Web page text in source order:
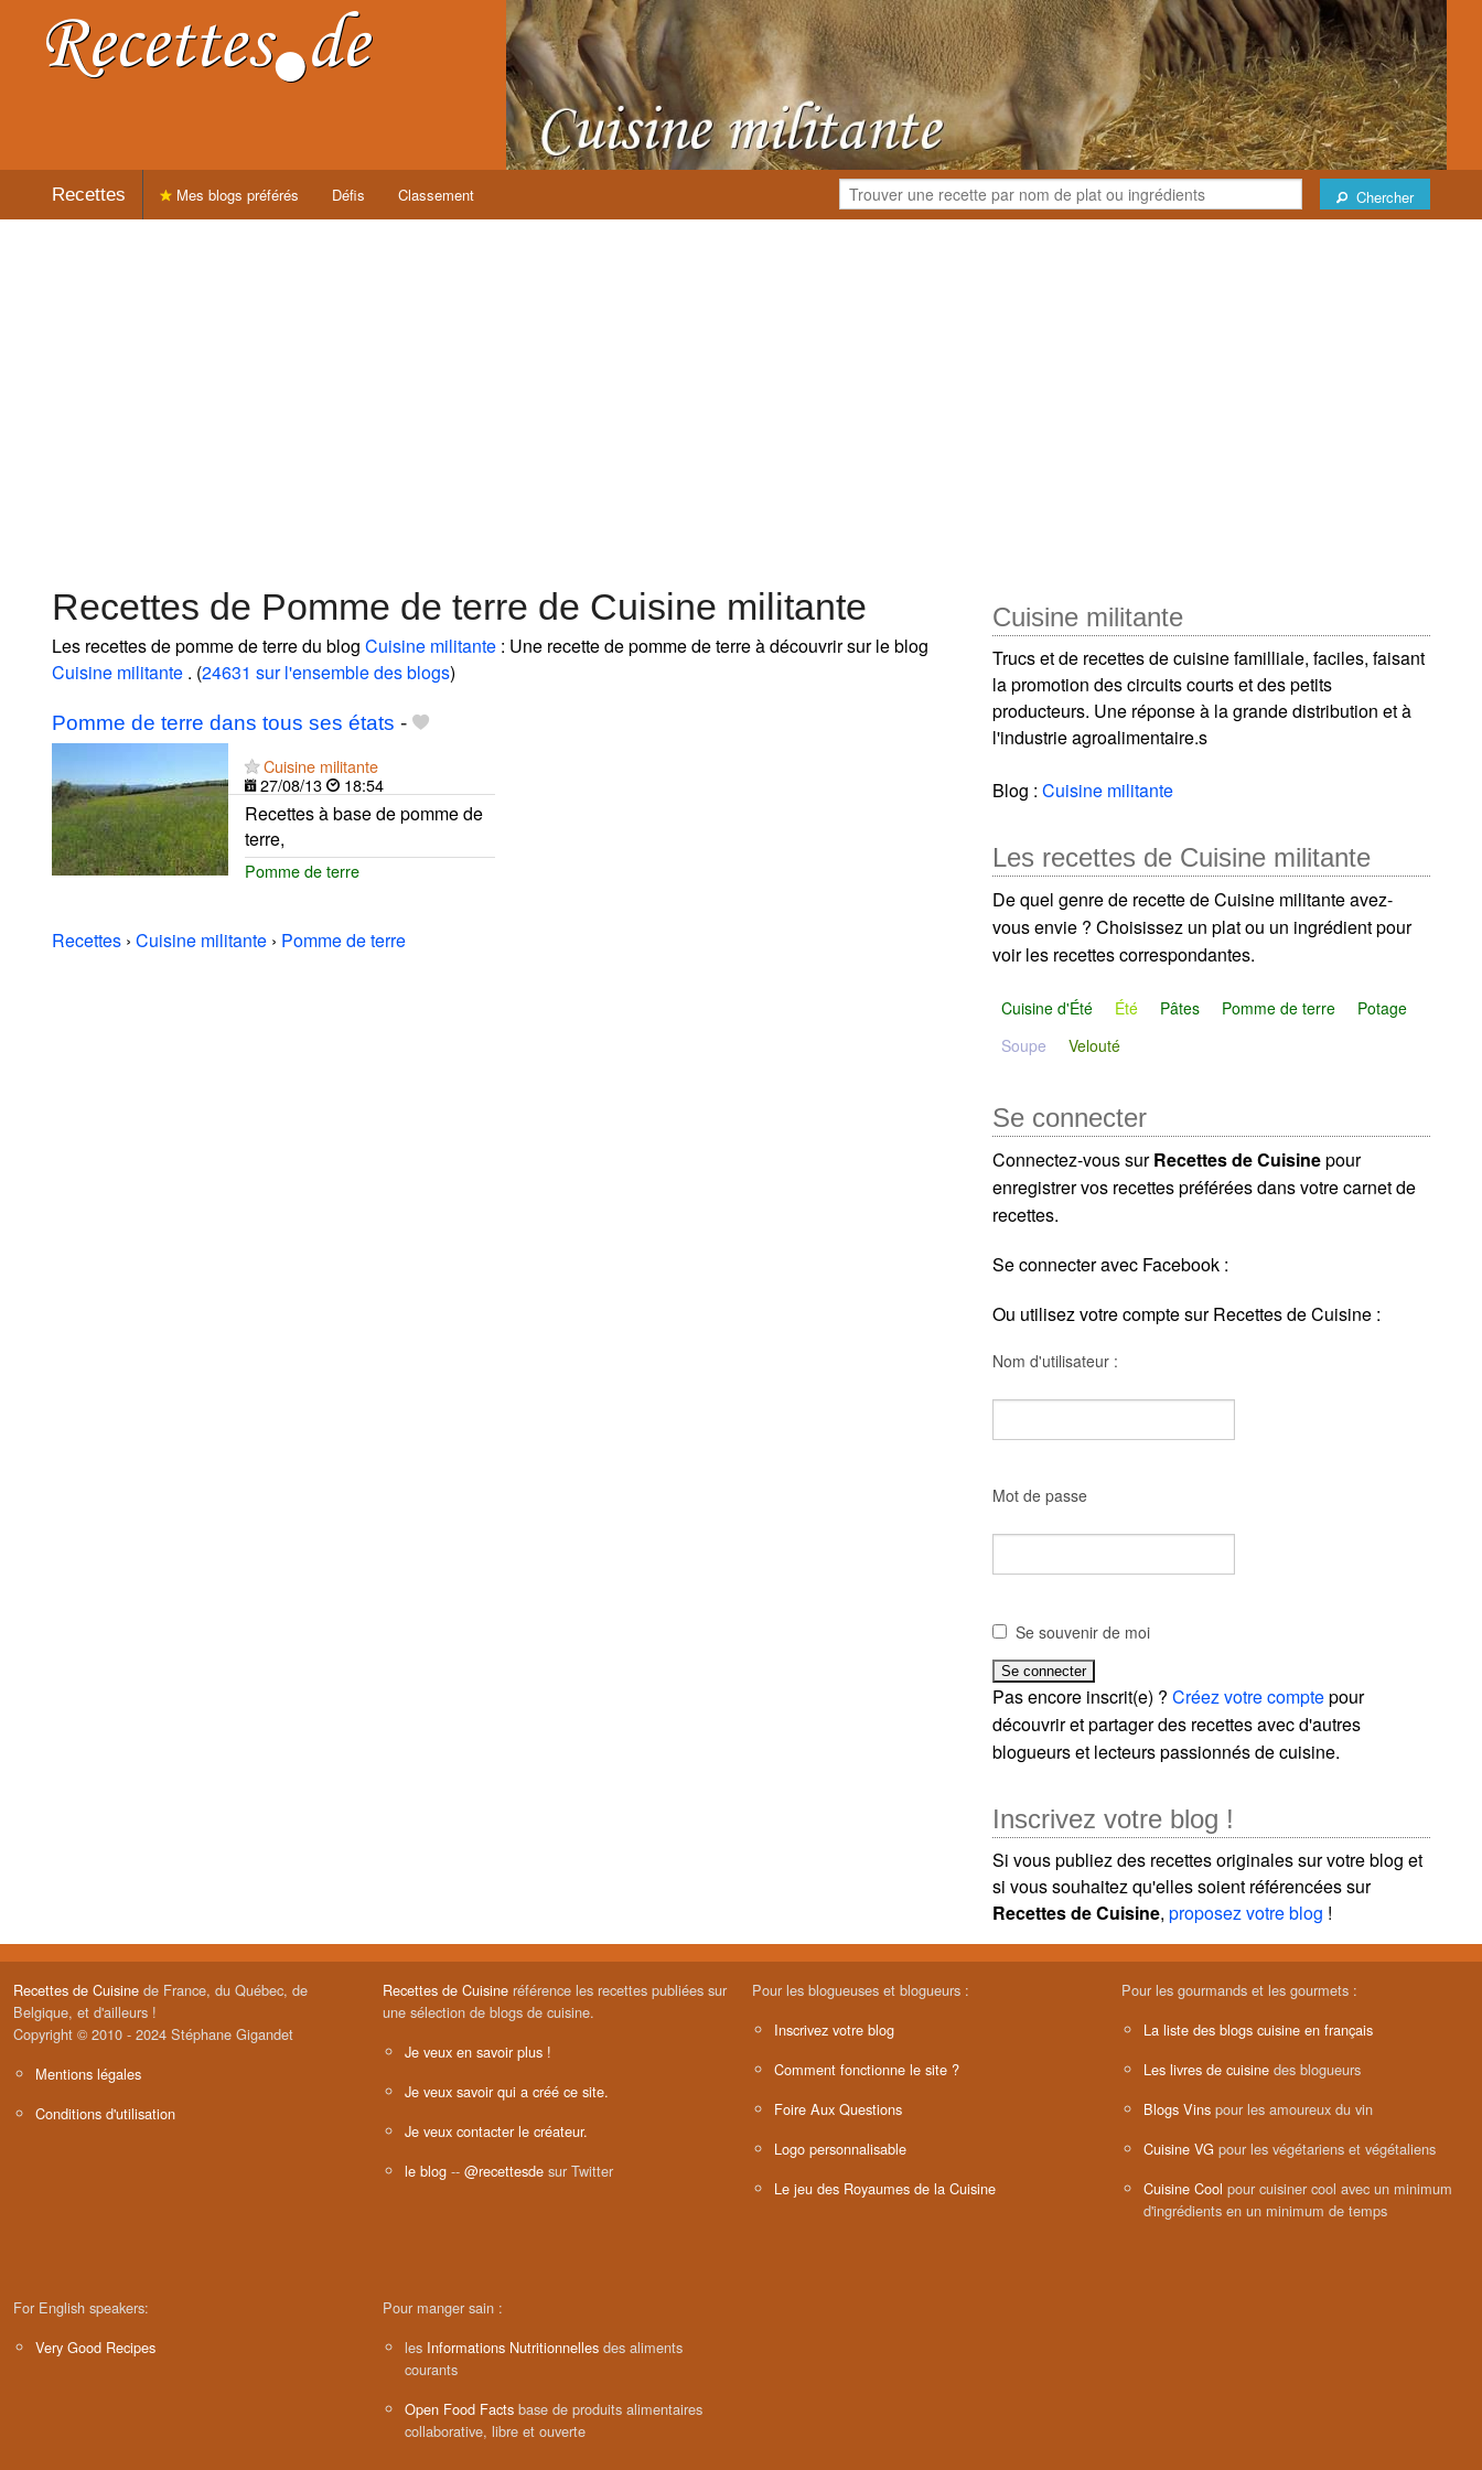
Recettes Chercher
Mes blogs préférés Défis Classement
Recettes de Pomme de terre de Cuisine militante
Les recettes de pomme de terre du blog Cuisine militante : Une recette de pomme de terre à découvrir sur le blog
Cuisine militante . (24631 sur l'ensemble des blogs)
Pomme de terre dans tous ses états -
Cuisine militante
27/08/13
18:54
Recettes à base de pomme de
terre,
Pomme de terre
Recettes › Cuisine militante › Pomme de terre
Cuisine militante
Trucs et de recettes de cuisine familliale, faciles, faisant
la promotion des circuits courts et des petits
producteurs. Une réponse à la grande distribution et à
l'industrie agroalimentaire.s
Blog :Cuisine militante
Les recettes de Cuisine militante
De quel genre de recette de Cuisine militante avez-
vous envie ? Choisissez un plat ou un ingrédient pour
voir les recettes correspondantes.
Cuisine d'Été Été Pâtes Pomme de terre
Potage
Soupe
Velouté
Se connecter
Connectez-vous surRecettes de Cuisinepour
enregistrer vos recettes préférées dans votre carnet de
recettes.
Se connecter avec Facebook :
Ou utilisez votre compte sur Recettes de Cuisine :
Nom d'utilisateur :
Mot de passe
Se souvenir de moi
Pas encore inscrit(e) ?Créez votre comptepour
découvrir et partager des recettes avec d'autres
blogueurs et lecteurs passionnés de cuisine.
Inscrivez votre blog !
Si vous publiez des recettes originales sur votre blog et
si vous souhaitez qu'elles soient référencées sur
Recettes de Cuisine,proposez votre blog !
Recettes de Cuisine de France, du Québec, de
Belgique, et d'ailleurs !
Copyright © 2010 - 2024 Stéphane Gigandet
Mentions légales
Conditions d'utilisation
Recettes de Cuisine référence les recettes publiées sur
une sélection de blogs de cuisine.
Je veux en savoir plus !
Je veux savoir qui a créé ce site.
Je veux contacter le créateur.
le blog -- @recettesde sur Twitter
Pour les blogueuses et blogueurs :
Inscrivez votre blog
Comment fonctionne le site ?
Foire Aux Questions
Logo personnalisable
Le jeu des Royaumes de la Cuisine
Pour les gourmands et les gourmets :
La liste des blogs cuisine en français
Les livres de cuisine des blogueurs
Blogs Vins pour les amoureux du vin
Cuisine VG pour les végétariens et végétaliens
Cuisine Cool pour cuisiner cool avec un minimum
d'ingrédients en un minimum de temps
For English speakers:
Very Good Recipes
Pour manger sain :
les Informations Nutritionnelles des aliments
courants
Open Food Facts base de produits alimentaires
collaborative, libre et ouverte